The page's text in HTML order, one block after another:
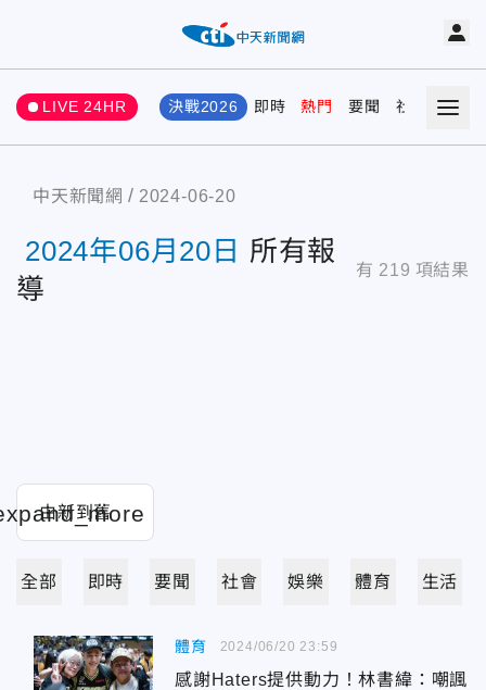
LIVE 24HR 決戰2026 即時 熱門 要聞 社會 娛樂
中天新聞網 2024-06-20
2024年06月20日 所有報
導
有 219 項結果
全部 即時 要聞 社會 娛樂 體育 生活
體育
感謝Haters提供動力！林書緯：嘲諷
2024/06/20 23:59